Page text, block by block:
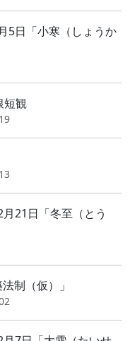
日「小寒（しょうか
短観
21日「冬至（とう
制（仮）」